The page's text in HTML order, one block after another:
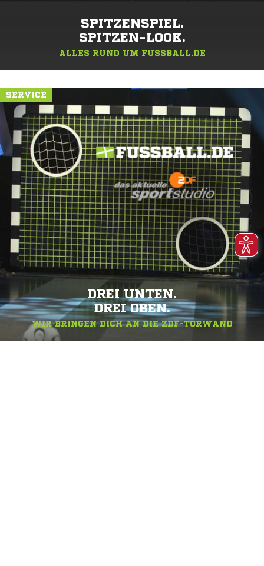
SPITZENSPIEL.
SPITZEN-LOOK.
ALLES RUND UM FUSSBALL.DE
SERVICE
DREI UNTEN.
DREI OBEN.
WIR BRINGEN DICH AN DIE ZDF-TORWAND